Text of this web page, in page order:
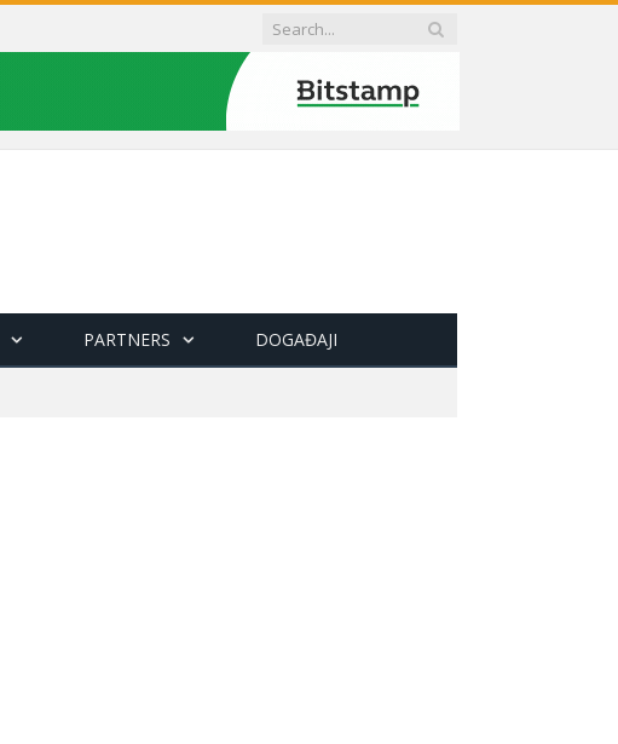
PARTNERS DOGAĐAJI